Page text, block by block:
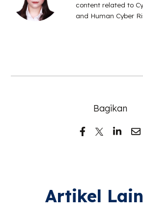
content related to
and Human Cyber
Bagikan
Artikel